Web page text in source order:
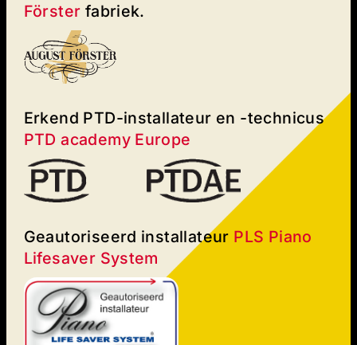
Förster fabriek.
Erkend PTD-installateur en -technicus
PTD academy Europe
Geautoriseerd installateur PLS Piano
Lifesaver System